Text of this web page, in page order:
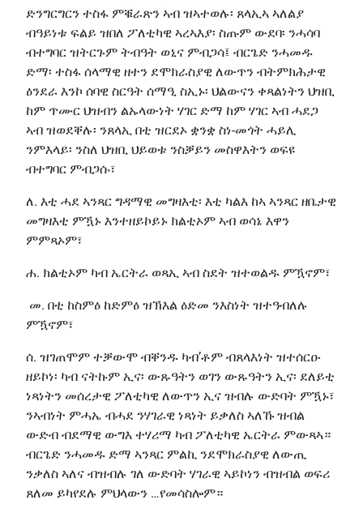
ድንግርግርን ተስፋ ምቑራጽን ኣብ ዝኣተወሉ፡ ጸላኢኣ ኣለልያ
ብዓይነቱ ፍልይ ዝበለ ፖለቲካዊ ኣረኣእያ፡ ስጡም ውደባ፡ ንሓሳባ
ብተግባር ዝትርጉም ትብዓት ወኒና ምብጋሳ፤ ብርጌድ ንሓመዱ
ድማ፡ ተስፋ ሰላማዊ ዘተን ደሞክራስያዊ ለውጥን ብትምክሕታዊ
ዕንደራ እንኮ ሰባዊ ስርዓት ሰማዒ ስኢኑ፡ ህልውናን ቀጻልነትን ህዝቢ
ከም ጥሙር ህዝብን ልኡላውነት ሃገር ድማ ከም ሃገር ኣብ ሓደጋ
ኣብ ዝወደቐሉ፡ ንጸላኢ በቲ ዝርደኦ ቋንቋ ስነ-መጎት ሓይሊ
ንምእላይ፡ ንስለ ህዝቢ ህይወቱ ንስቓይን መስዋእትን ወፍዩ
ብተግባር ምብጋሱ፣
ለ. እቲ ሓደ ኣንጻር ግዳማዊ መግዛእቲ፡ እቲ ካልእ ከኣ ኣንጻር ዘቤታዊ
መግዛእቲ ምዃኑ እንተዘይኮይኑ ክልቲኦም ኣብ ወሳኔ እዋን
ምምጻኦም፣
ሐ. ክልቲኦም ካብ ኤርትራ ወጻኢ ኣብ ስደት ዝተወልዱ ምዃኖም፣
መ. በቲ ከስምዕ ከድምዕ ዝኽእል ዕድመ ንእስነት ዝተዓብለሉ
ምዃኖም፣
ሰ. ዝገጠሞም ተቓውሞ ብቐንዱ ካብ’ቶም ብጸላእነት ዝተሰርዑ
ዘይኮነ፡ ካብ ናትኩም ኢና፡ ውጹዓትን ወገን ውጹዓትን ኢና፡ ደለይቲ
ነጻነትን መሰረታዊ ፖለቲካዊ ለውጥን ኢና ዝብሉ ውድባት ምዃኑ፣
ንኣብነት ምሓኤ ብሓደ ንሃገራዊ ነጻነት ይቃለስ ኣለኹ ዝብል
ውድብ ብደማዊ ውግእ ተሃሪማ ካብ ፖለቲካዊ ኤርትራ ምውጻኣ።
ብርጌድ ንሓመዱ ድማ ኣንጻር ምልኪ ንደሞክራስያዊ ለውጢ
ንቃለስ ኣለና ብዝብሉ ገለ ውድባት ሃገራዊ ኣይኮነን ብዝብል ወፍሪ
ጸለመ ይካየደሉ ምህላውን …የመሳስሎም።